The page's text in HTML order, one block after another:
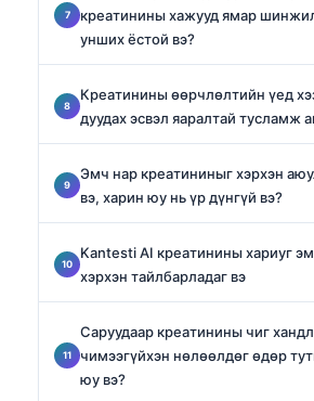
креатинины хажууд ямар
унших ёстой вэ?
Креатинины өөрчлөлтийн үед
дуудах эсвэл яаралтай тусламж
Эмч нар креатининыг хэрхэн
вэ, харин юу нь үр дүнгүй вэ?
Kantesti AI креатинины хариуг
хэрхэн тайлбарладаг вэ
Саруудаар креатинины чиг
чимээгүйхэн нөлөөлдөг өдөр
юу вэ?